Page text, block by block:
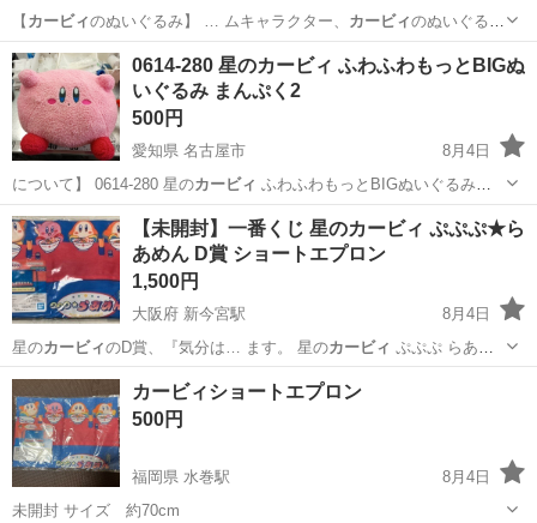
【 カービィのぬいぐるみ】 … ムキャラクター、 カービィのぬいぐるみ
クレ… です。 ●星のカービィあみあみBIG… キャラクター:カービ
ィ- 色: ピン… と思います。 #カービィ#任天堂#Nin… ぬいぐるみ#星
のカ...
東京 大田区 おもちゃ カービィ
0614-280 星のカービィ ふわふわもっとBIGぬ
いぐるみ まんぷく2
500円
愛知県 名古屋市
8月4日
について】 0614-280 星のカービィ ふわふわもっとBIGぬいぐるみ
ま…
愛知 名古屋市 おもちゃ リユース
【未開封】一番くじ 星のカービィ ぷぷぷ★ら
あめん D賞 ショートエプロン
1,500円
大阪府 新今宮駅
8月4日
星のカービィ のD賞、『気分は… ます。 星のカービィ ぷぷぷ らあ
め… ン ワドルディカービィ一番くじ 非売…
大阪 大阪市 新今宮駅 生活雑貨
カービィショートエプロン
500円
福岡県 水巻駅
8月4日
未開封 サイズ 約70cm